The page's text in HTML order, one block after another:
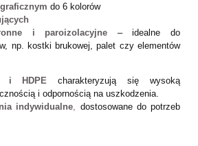
do 6 kolorów
i paroizolacyjne
– idealne do
np. kostki brukowej, palet czy elementów
i HDPE
charakteryzują się wysoką
i odpornością na uszkodzenia.
indywidualne, dostosowane do potrzeb